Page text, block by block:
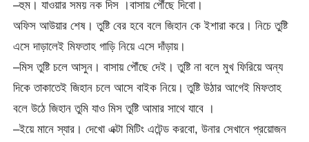
–হুম। যাওয়ার সময় নক দিস ।বাসায় পৌঁছে দিবো।
অফিস আউয়ার শেষ। তুষ্টি বের হবে বলে জিহান কে ইশারা করে। নিচে তুষ্টি
এসে দাড়ালেই মিফতাহ গাড়ি নিয়ে এসে দাঁড়ায়।
–মিস তুষ্টি চলে আসুন। বাসায় পৌঁছে দেই। তুষ্টি না বলে মুখ ফিরিয়ে অন্য
দিকে তাকাতেই জিহান চলে আসে বাইক নিয়ে। তুষ্টি উঠার আগেই মিফতাহ
বলে উঠে জিহান তুমি যাও মিস তুষ্টি আমার সাথে যাবে ।
–ইয়ে মানে স্যার। দেখো এক্টা মিটিং এটেন্ড করবো, উনার সেখানে প্রয়োজন